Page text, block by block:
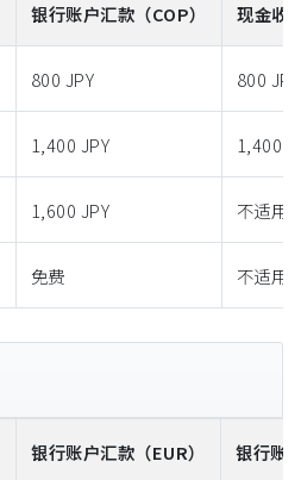
银行账户汇款 （COP） 现金收
800 JPY 800 JPY
1,400 JPY 1,400
1,600 JPY 不适用
免费 不适用
银行账户汇款 （EUR） 银行账